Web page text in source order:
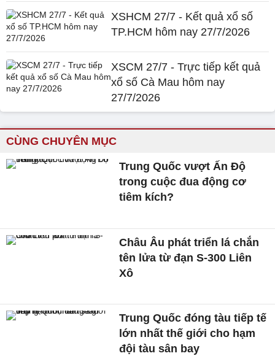
XSHCM 27/7 - Kết quả xổ số
TP.HCM hôm nay 27/7/2026
XSCM 27/7 - Trực tiếp kết quả
xổ số Cà Mau hôm nay
27/7/2026
CÙNG CHUYÊN MỤC
Trung Quốc vượt Ấn Độ
trong cuộc đua động cơ
tiêm kích?
Châu Âu phát triển lá chắn
tên lửa từ đạn S-300 Liên
Xô
Trung Quốc đóng tàu tiếp tế
lớn nhất thế giới cho hạm
đội tàu sân bay